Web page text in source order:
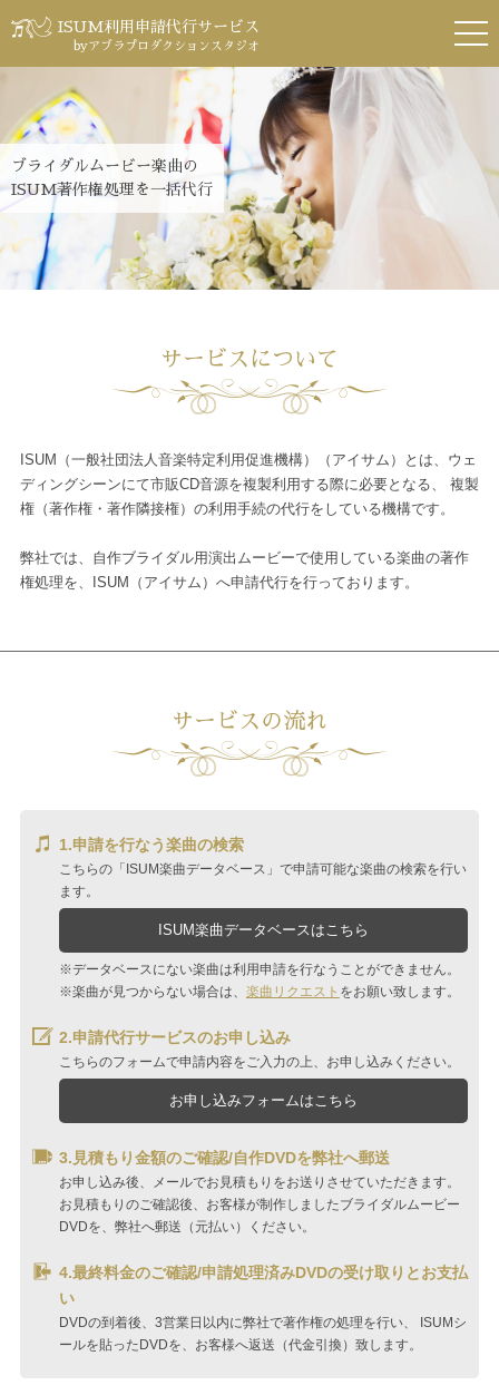
ブライダルムービー楽曲の
ISUM著作権処理を一括代行
ISUM利用申請代行サービス
byアブラプロダクションスタジオ
サービスについて
ISUM（一般社団法人音楽特定利用促進機構）（アイサム）とは、 ウェ
ディングシーンにて市販CD音源を複製利用する際に必要となる、
複製
権（著作権・著作隣接権）の利用手続の代行をしている機構です。
弊社では、自作ブライダル用演出ムービーで使用している楽曲の著作
権処理を、
ISUM（アイサム）へ申請代行を行っております。
サービスの流れ
1.申請を行なう楽曲の検索
こちらの「ISUM楽曲データベース」で申請可能な楽曲の検索を行い
ます。
ISUM楽曲データベースはこちら
※データベースにない楽曲は利用申請を行なうことができません。
※楽曲が見つからない場合は、 楽曲リクエスト をお願い致します。
2.申請代行サービスのお申し込み
こちらのフォームで申請内容をご入力の上、お申し込みください。
お申し込みフォームはこちら
3.見積もり金額のご確認/自作DVDを弊社へ郵送
お申し込み後、メールでお見積もりをお送りさせていただきます。
お見積もりのご確認後、お客様が制作しましたブライダルムービー
DVDを、 弊社へ郵送（元払い）ください。
4.最終料金のご確認/申請処理済みDVDの受け取りとお支払
い
DVDの到着後、3営業日以内に弊社で著作権の処理を行い、
ISUMシ
ールを貼ったDVDを、お客様へ返送（代金引換）致します。